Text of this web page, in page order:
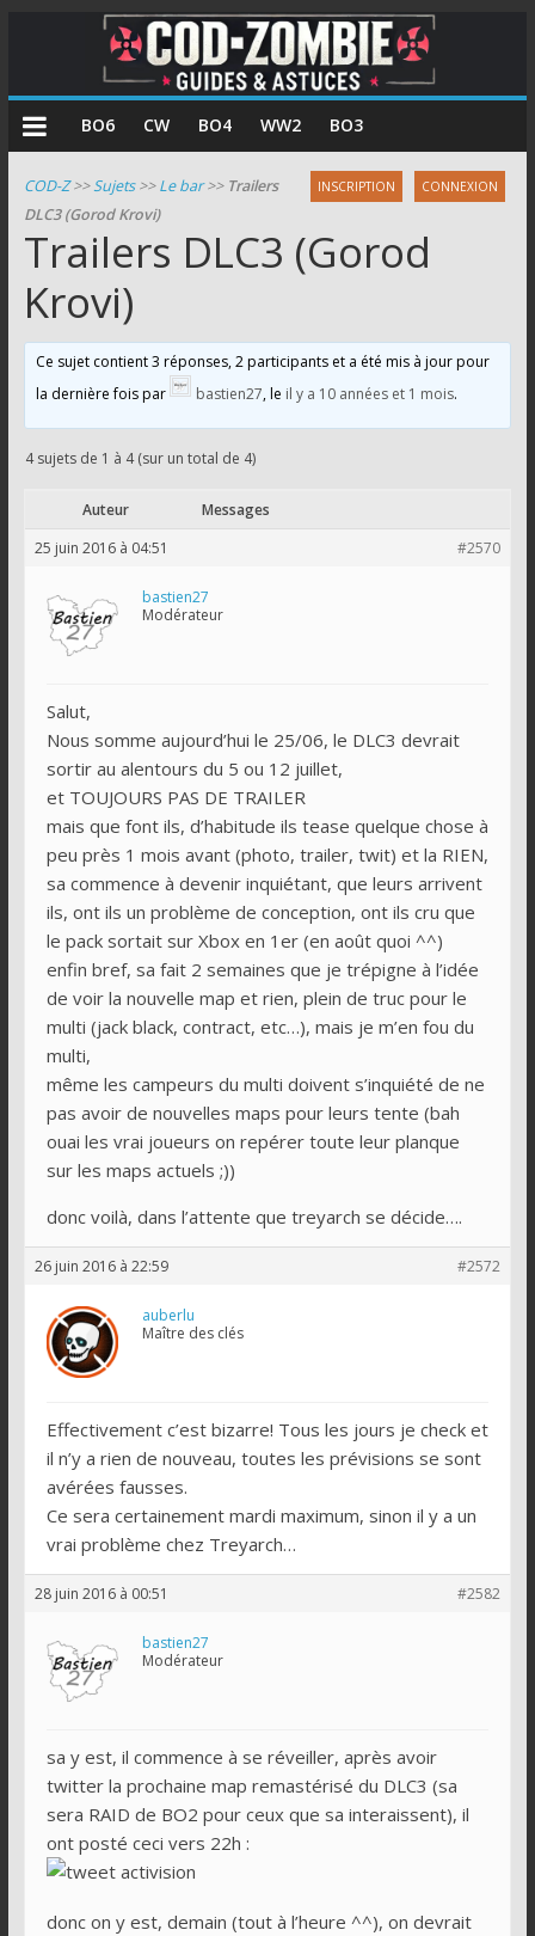
COD
Zombie
Guides
astuces
pour
le
mode
zombie
de
Call
BO6 CW BO4 WW2 BO3
INSCRIPTION CONNEXION
COD-Z>>Sujets>>Le bar>> Trailers
DLC3 (Gorod Krovi)
Trailers DLC3 (Gorod
Krovi)
Ce sujet contient 3 réponses, 2 participants et a été mis à jour pour
la dernière fois par
bastien27 , le il y a 10 années et 1 mois.
4 sujets de 1 à 4 (sur un total de 4)
Auteur
Messages
25 juin 2016 à 04:51
#2570
bastien27
Modérateur
Salut,
Nous somme aujourd’hui le 25/06, le DLC3 devrait
sortir au alentours du 5 ou 12 juillet,
et TOUJOURS PAS DE TRAILER
mais que font ils, d’habitude ils tease quelque chose à
peu près 1 mois avant (photo, trailer, twit) et la RIEN,
sa commence à devenir inquiétant, que leurs arrivent
ils, ont ils un problème de conception, ont ils cru que
le pack sortait sur Xbox en 1er (en août quoi ^^)
enfin bref, sa fait 2 semaines que je trépigne à l’idée
de voir la nouvelle map et rien, plein de truc pour le
multi (jack black, contract, etc…), mais je m’en fou du
multi,
même les campeurs du multi doivent s’inquiété de ne
pas avoir de nouvelles maps pour leurs tente (bah
ouai les vrai joueurs on repérer toute leur planque
sur les maps actuels ;))
donc voilà, dans l’attente que treyarch se décide….
26 juin 2016 à 22:59 #2572
auberlu
Maître des clés
Effectivement c’est bizarre! Tous les jours je check et
il n’y a rien de nouveau, toutes les prévisions se sont
avérées fausses.
Ce sera certainement mardi maximum, sinon il y a un
vrai problème chez Treyarch…
28 juin 2016 à 00:51 #2582
bastien27
Modérateur
sa y est, il commence à se réveiller, après avoir
twitter la prochaine map remastérisé du DLC3 (sa
sera RAID de BO2 pour ceux que sa interaissent), il
ont posté ceci vers 22h :
donc on y est, demain (tout à l’heure ^^), on devrait